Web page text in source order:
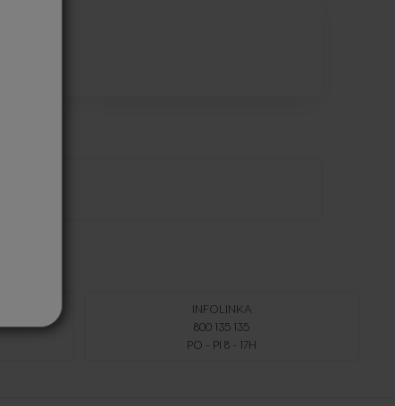
INFOLINKA
800 135 135
PO - PI 8 - 17H